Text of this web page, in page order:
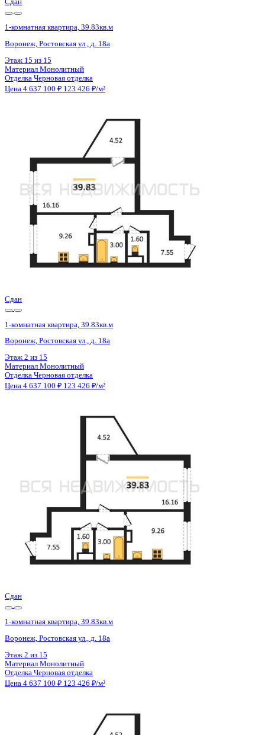
1-комнатная квартира, 39.83кв.м
Воронеж, Ростовская ул., д. 18а
13 из 15
Материал
Монолитный
Отделка
Черновая отделка
Цена 4 637 100 ₽ 123 426 ₽/м²
1-комнатная квартира, 39.83кв.м
Этаж
Материал
Монолитный
Отделка Черновая отделка
Цена 4 637 100 ₽ 123 426 ₽/м²